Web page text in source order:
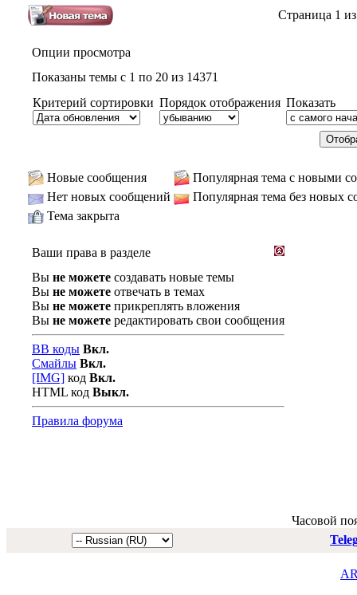
Страница 1
Опции просмотра
Показаны темы с 1 по 20 из 14371
Критерий сортировки Порядок отображения Показать
Новые сообщения
Популярная тема с новыми
Нет новых сообщений
Популярная тема без новых
Тема закрыта
Ваши права в разделе
Вы не можете создавать новые темы
Вы не можете отвечать в темах
Вы не можете прикреплять вложения
Вы не можете редактировать свои сообщения
BB коды Вкл.
Смайлы Вкл.
[IMG] код Вкл.
HTML код Выкл.
Правила форума
Часовой